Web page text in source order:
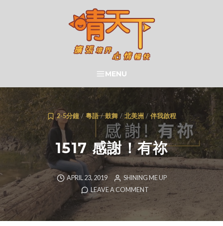
晴天下 SHININGMEUP
SEARCH
MENU
2-5分鐘 / 粵語 / 鼓舞 / 北美洲 / 伴我啟程
1517 感謝！有祢
APRIL 23, 2019
SHINING ME UP
LEAVE A COMMENT